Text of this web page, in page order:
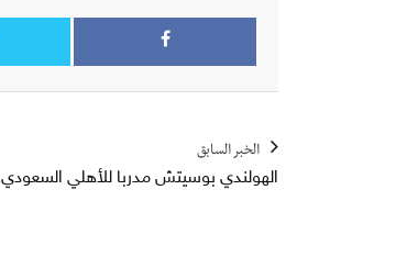
الخبر السابق
الهولندي بوسيتش مدربا للأهلي السعودي